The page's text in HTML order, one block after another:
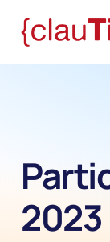
2023